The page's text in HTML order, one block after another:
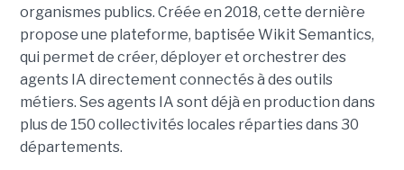
organismes publics. Créée en 2018, cette dernière
propose une plateforme, baptisée Wikit Semantics,
qui permet de créer, déployer et orchestrer des
agents IA directement connectés à des outils
métiers. Ses agents IA sont déjà en production dans
plus de 150 collectivités locales réparties dans 30
départements.